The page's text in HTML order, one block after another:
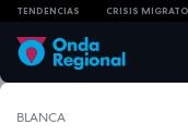
TENDENCIAS CRISIS
BLANCA